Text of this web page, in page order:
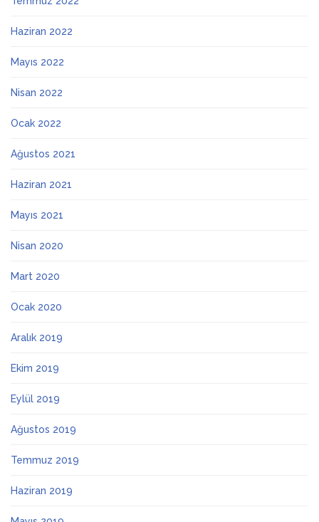
Haziran 2022
Mayıs 2022
Nisan 2022
Ocak 2022
Ağustos 2021
Haziran 2021
Mayıs 2021
Nisan 2020
Mart 2020
Ocak 2020
Aralık 2019
Ekim 2019
Eylül 2019
Ağustos 2019
Temmuz 2019
Haziran 2019